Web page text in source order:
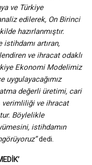
ve Türkiye
edilerek, On Birinci
hazırlanmıştır.
istihdamı artıran,
ve ihracat odaklı
Ekonomi Modelimiz
uygulayacağımız
değerli üretimi, cari
verimliliği ve ihracat
Böylelikle
istihdamın
dedi.